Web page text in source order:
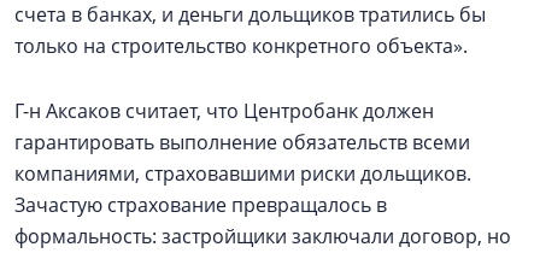
счета в банках, и деньги дольщиков тратились бы
только на строительство конкретного объекта».
Г-н Аксаков считает, что Центробанк должен
гарантировать выполнение обязательств всеми
компаниями, страховавшими риски дольщиков.
Зачастую страхование превращалось в
формальность: застройщики заключали договор, но